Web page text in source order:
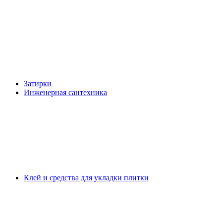
Затирки
Инженерная сантехника
Клей и средства для укладки плитки